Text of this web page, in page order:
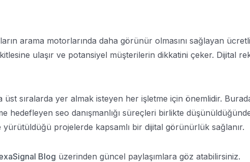
arama motorlarında daha görünür olmasını sağlayan
ulaşır ve potansiyel müşterilerin dikkatini çeker. Dijital
üst sıralarda yer almak isteyen her işletme için önemlidir.
hedefleyen seo danışmanlığı süreçleri birlikte
projelerde kapsamlı bir dijital görünürlük sağlanır.
Blog üzerinden güncel paylaşımlara göz atabilirsiniz.